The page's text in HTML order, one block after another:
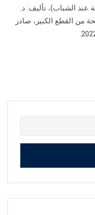
عند الشباب)، تأليف: د.
مخائيل بشارة، يقع في 112 صفحة من القطع الكبير، صادر